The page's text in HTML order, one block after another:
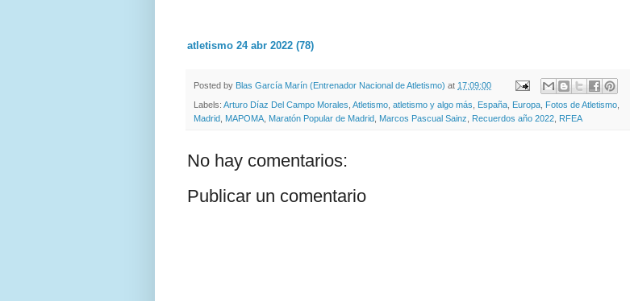
atletismo 24 abr 2022 (78)
Posted by Blas García Marín (Entrenador Nacional de Atletismo) at 17:09:00
Labels: Arturo Díaz Del Campo Morales Atletismo atletismo y algo más España Europa Fotos de Atletismo
Madrid MAPOMA Maratón Popular de Madrid Marcos Pascual Sainz Recuerdos año 2022 RFEA
No hay comentarios:
Publicar un comentario